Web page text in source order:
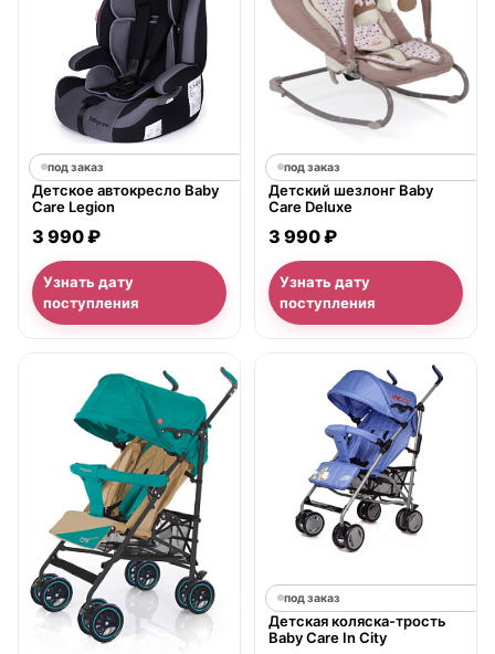
под заказ
Детское автокресло Baby
Care Legion
3 990 ₽
Узнать дату
поступления
под заказ
Детский шезлонг Baby
Care Deluxe
3 990 ₽
Узнать дату
поступления
под заказ
Детская коляска-трость
Baby Care In City